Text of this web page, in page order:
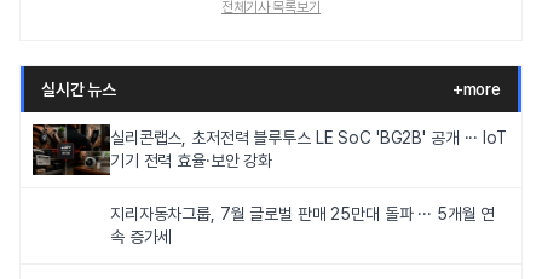
전체기사 목록보기
실시간 뉴스 +more
실리콘랩스, 초저전력 블루투스 LE SoC 'BG2B' 공개 ··· IoT
기기 전력 효율·보안 강화
지리자동차그룹, 7월 글로벌 판매 25만대 돌파 ··· 5개월 연
속 증가세